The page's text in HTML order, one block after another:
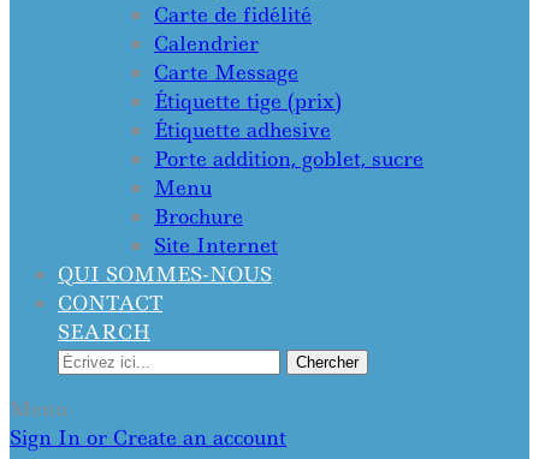
Carte de fidélité
Calendrier
Carte Message
Étiquette tige (prix)
Étiquette adhesive
Porte addition, goblet, sucre
Menu
Brochure
Site Internet
QUI SOMMES-NOUS
CONTACT
SEARCH
Chercher
Menu
Sign In or Create an account